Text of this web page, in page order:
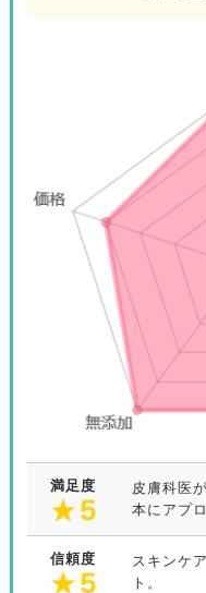
満足度
皮膚科医
本にアプ
信頼度
スキンケ
ト。